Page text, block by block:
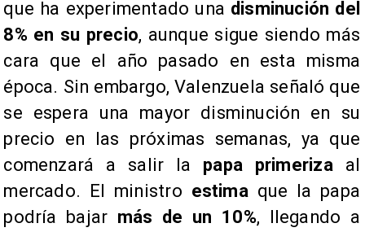
que ha experimentado una disminución del
8% en su precio, aunque sigue siendo más
cara que el año pasado en esta misma
época. Sin embargo, Valenzuela señaló que
se espera una mayor disminución en su
precio en las próximas semanas, ya que
comenzará a salir la papa primerizaal
mercado. El ministro estimaque la papa
podría bajar más de un 10%, llegando a